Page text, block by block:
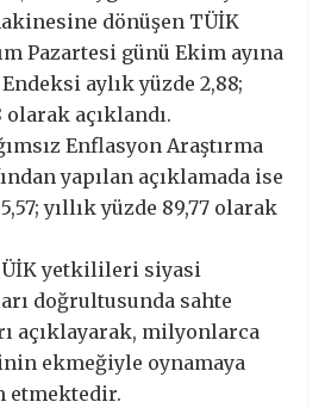
dönüşen TÜİK
Pazartesi günü Ekim ayına
aylık yüzde 2,88;
olarak açıklandı.
Enflasyon Araştırma
yapılan açıklamada ise
yıllık yüzde 89,77 olarak
yetkilileri siyasi
doğrultusunda sahte
açıklayarak, milyonlarca
ekmeğiyle oynamaya
etmektedir.